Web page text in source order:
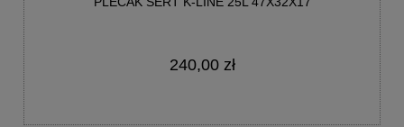
240,00 zł